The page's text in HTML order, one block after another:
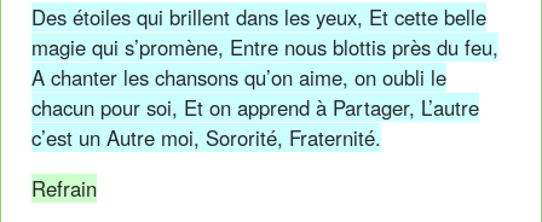
Des étoiles qui brillent dans les yeux, Et cette belle
magie qui s’promène, Entre nous blottis près du feu,
A chanter les chansons qu’on aime, on oubli le
chacun pour soi, Et on apprend à Partager, L’autre
c’est un Autre moi, Sororité, Fraternité.
Refrain